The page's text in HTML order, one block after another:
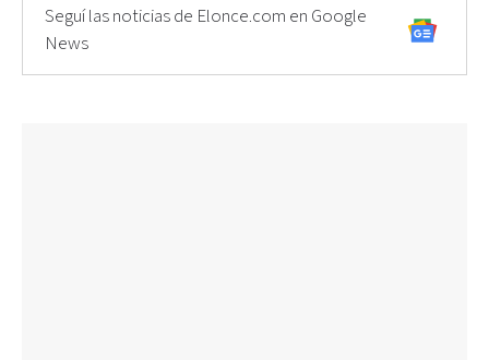
Seguí las noticias de Elonce.com en Google
News